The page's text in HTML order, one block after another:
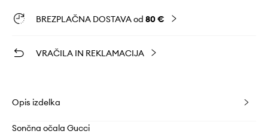
BREZPLAČNA DOSTAVA od 80 €
VRAČILA IN REKLAMACIJA
Opis izdelka
Sončna očala Gucci